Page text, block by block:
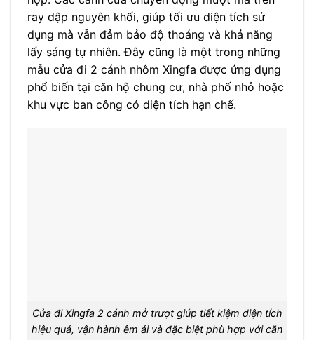
ray dập nguyên khối, giúp tối ưu diện tích sử
dụng mà vẫn đảm bảo độ thoáng và khả năng
lấy sáng tự nhiên. Đây cũng là một trong những
mẫu cửa đi 2 cánh nhôm Xingfa được ứng dụng
phổ biến tại căn hộ chung cư, nhà phố nhỏ hoặc
khu vực ban công có diện tích hạn chế.
Cửa đi Xingfa 2 cánh mở trượt giúp tiết kiệm diện tích
hiệu quả, vận hành êm ái và đặc biệt phù hợp với căn